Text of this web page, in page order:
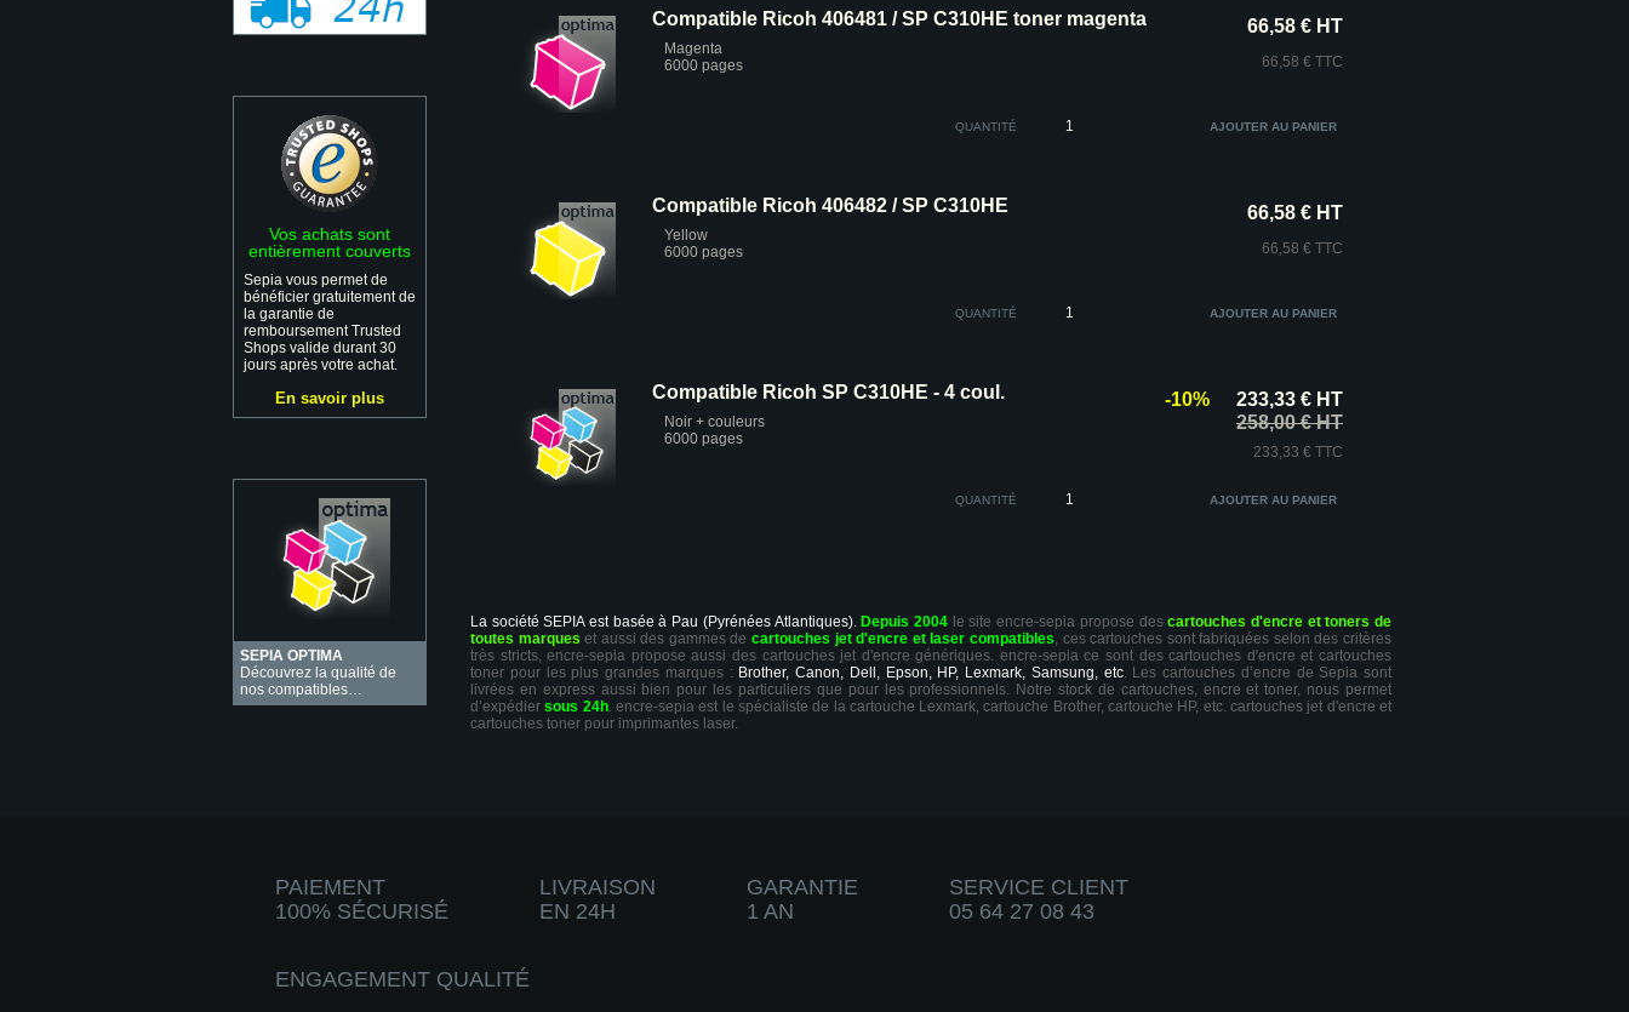
Vos achats sont
entièrement couverts
Sepia vous permet de
bénéficier gratuitement de
la garantie de
remboursement Trusted
Shops valide durant 30
jours après votre achat.
En savoir plus
SEPIA OPTIMA
Découvrez la qualité de
nos compatibles…
Compatible Ricoh 406481 / SP C310HE toner magenta
Magenta
6000 pages
66,58 € HT
66,58 € TTC
QUANTITÉ
Compatible Ricoh 406482 / SP C310HE
Yellow
6000 pages
66,58 € HT
66,58 € TTC
QUANTITÉ
Compatible Ricoh SP C310HE - 4 coul.
Noir + couleurs
6000 pages
233,33 € HT
258,00 € HT
233,33 € TTC
-10%
QUANTITÉ
La société SEPIA est basée à Pau (Pyrénées Atlantiques). Depuis 2004 le site encre-sepia propose descartouches d'encre et toners de
toutes marques et aussi des gammes decartouches jet d'encre et laser compatibles, ces cartouches sont fabriquées selon des critères
très stricts, encre-sepia propose aussi des cartouches jet d'encre génériques. encre-sepia ce sont des cartouches d'encre et cartouches
toner pour les plus grandes marques : Brother, Canon, Dell, Epson, HP, Lexmark, Samsung, etc. Les cartouches d’encre de Sepia sont
livrées en express aussi bien pour les particuliers que pour les professionnels. Notre stock de cartouches, encre et toner, nous permet
d’expédiersous 24h. encre-sepia est le spécialiste de la cartouche Lexmark, cartouche Brother, cartouche HP, etc. cartouches jet d'encre et
cartouches toner pour imprimantes laser.
PAIEMENT
100% SÉCURISÉ
LIVRAISON
EN 24H
GARANTIE
1 AN
SERVICE CLIENT
05 64 27 08 43
ENGAGEMENT QUALITÉ